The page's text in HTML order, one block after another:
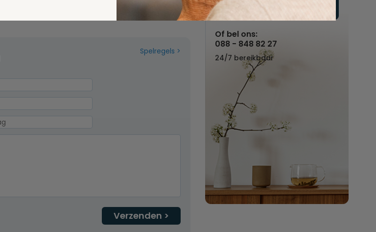
Spelregels
Verzenden
Vul hier uw wensen in
Of bel ons:
088 - 848 82 27
24/7 bereikbaar